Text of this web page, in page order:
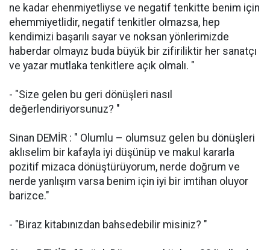
ne kadar ehenmiyetliyse ve negatif tenkitte benim için
ehemmiyetlidir, negatif tenkitler olmazsa, hep
kendimizi başarılı sayar ve noksan yönlerimizde
haberdar olmayız buda büyük bir zifiriliktir her sanatçı
ve yazar mutlaka tenkitlere açık olmalı. "
- "Size gelen bu geri dönüşleri nasıl
değerlendiriyorsunuz? "
Sinan DEMİR : " Olumlu – olumsuz gelen bu dönüşleri
aklıselim bir kafayla iyi düşünüp ve makul kararla
pozitif mizaca dönüştürüyorum, nerde doğrum ve
nerde yanlışım varsa benim için iyi bir imtihan oluyor
barizce."
- "Biraz kitabınızdan bahsedebilir misiniz? "